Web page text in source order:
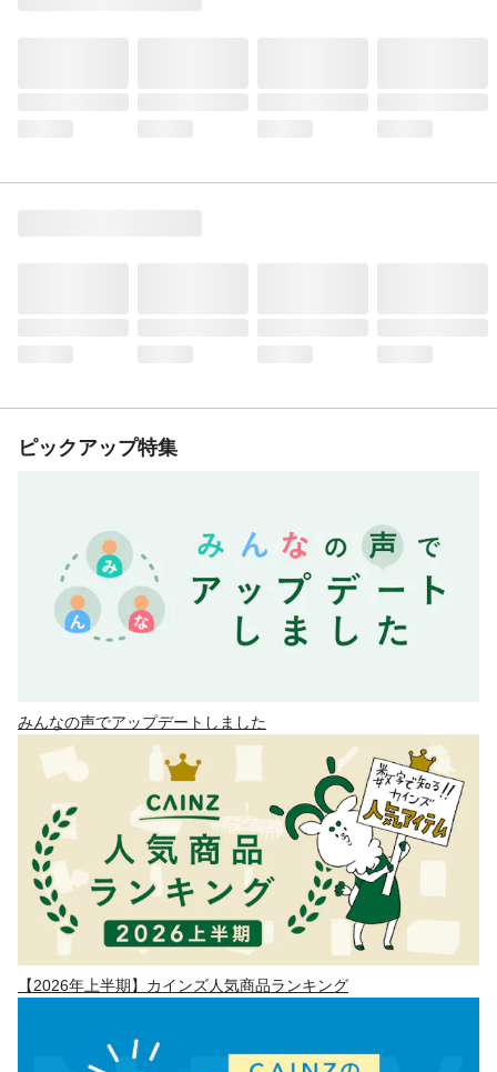
ピックアップ特集
みんなの声でアップデートしました
【2026年上半期】カインズ人気商品ランキング